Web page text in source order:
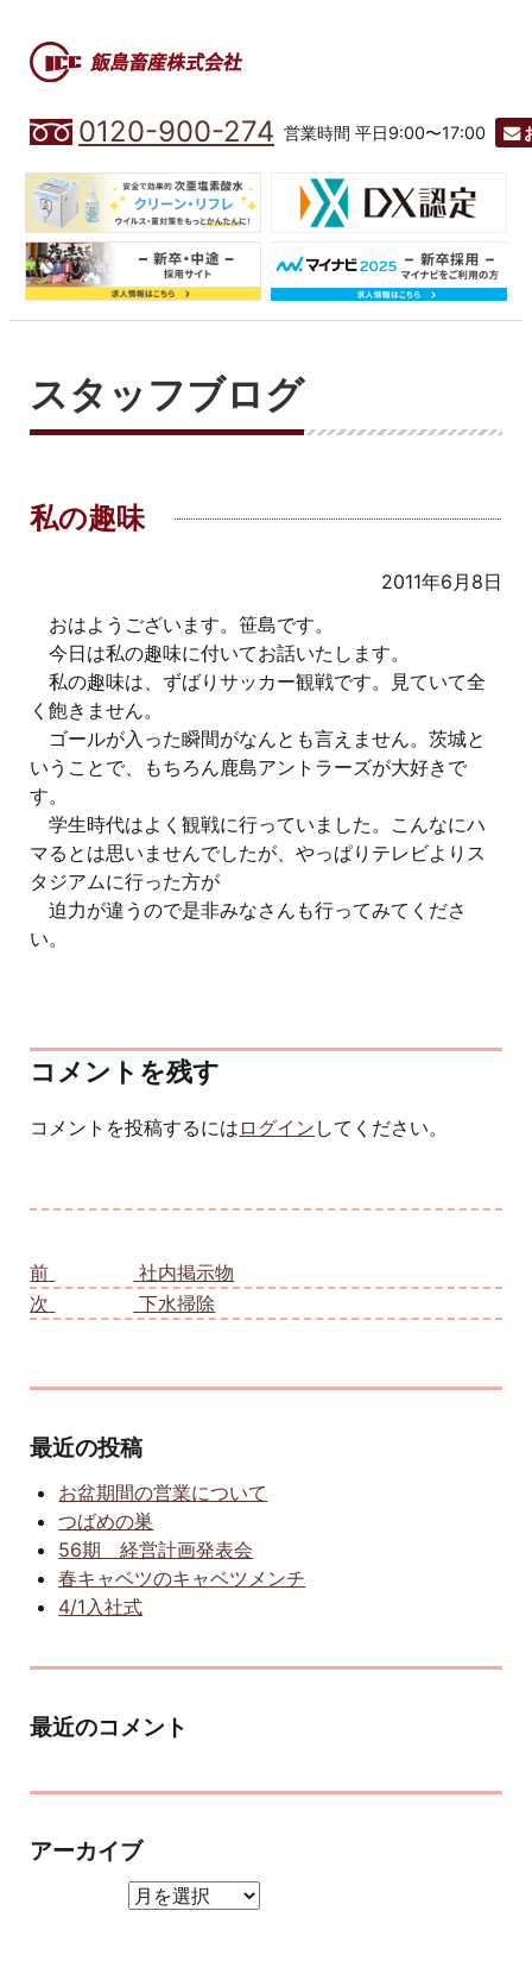
0120-900-274 営業時間 平日9:00〜17:00
スタッフブログ
私の趣味
2011年6月8日
おはようございます。笹島です。
今日は私の趣味に付いてお話いたします。
私の趣味は、ずばりサッカー観戦です。見ていて全
く飽きません。
ゴールが入った瞬間がなんとも言えません。茨城と
いうことで、もちろん鹿島アントラーズが大好きで
す。
学生時代はよく観戦に行っていました。こんなにハ
マるとは思いませんでしたが、やっぱりテレビよりス
タジアムに行った方が
迫力が違うので是非みなさんも行ってみてくださ
い。
コメントを残す
コメントを投稿するには ログイン してください。
前
社内掲示物
次
下水掃除
最近の投稿
お盆期間の営業について
つばめの巣
56期 経営計画発表会
春キャベツのキャベツメンチ
4/1入社式
最近のコメント
アーカイブ